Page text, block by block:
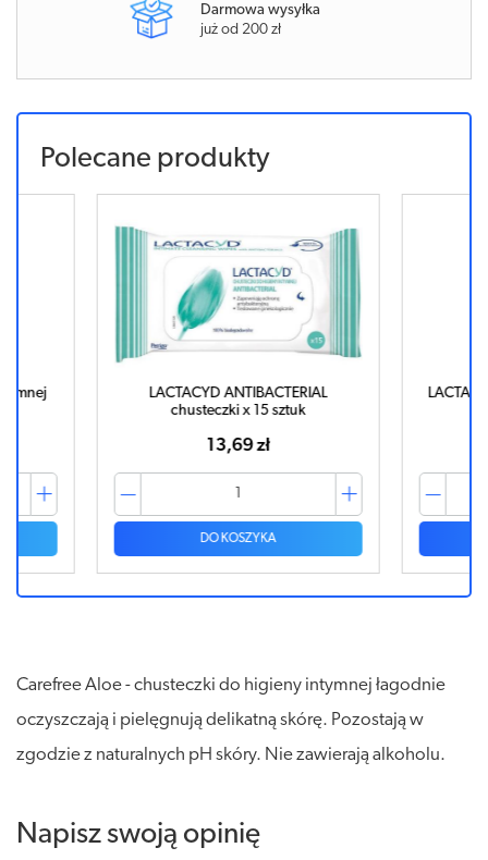
Darmowa wysyłka
już od 200 zł
Polecane produkty
LACTACYD ANTIBACTERIAL
chusteczki x 15 sztuk
13,69 zł
DO KOSZYKA
Carefree Aloe - chusteczki do higieny intymnej łagodnie
oczyszczają i pielęgnują delikatną skórę. Pozostają w
zgodzie z naturalnych pH skóry. Nie zawierają alkoholu.
Napisz swoją opinię